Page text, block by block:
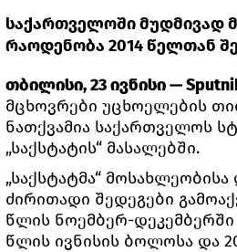
საქართველოში მუდმივად
რაოდენობა 2014 წელთან
თბილისი, 23 ივნისი —
მცხოვრები უცხოელების
ნათქვამია საქართველოს
„საქსტატის“ მასალებში.
„საქსტატმა“
ძირითადი შედეგები
წლის ნოემბერ-დეკემბერში
წლის ივნისის ბოლოსა და